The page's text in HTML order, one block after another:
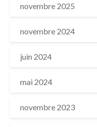
novembre 2025
novembre 2024
juin 2024
mai 2024
novembre 2023